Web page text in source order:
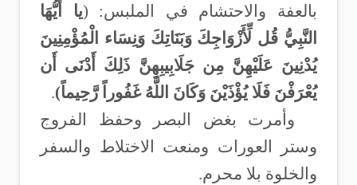
بالعفة والاحتشام في الملبس: (يا أَيُّهَا
النَّبِيُّ قُل لِّأَزْوَاجِكَ وَبَنَاتِكَ وَنِسَاء الْمُؤْمِنِينَ
يُدْنِينَ عَلَيْهِنَّ مِن جَلَابِيبِهِنَّ ذَلِكَ أَدْنَى أَن
يُعْرَفْنَ فَلَا يُؤْذَيْنَ وَكَانَ اللَّهُ غَفُوراً رَّحِيماً(
.
وأمرت بغض البصر وحفظ الفروج
وستر العورات ومنعت الاختلاط والسفر
والخلوة بلا محرم.